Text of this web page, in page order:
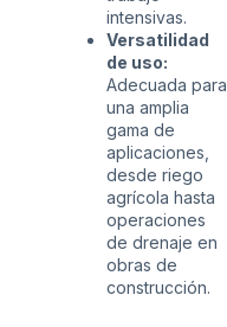
intensivas.
Versatilidad
de uso:
Adecuada para
una amplia
gama de
aplicaciones,
desde riego
agrícola hasta
operaciones
de drenaje en
obras de
construcción.